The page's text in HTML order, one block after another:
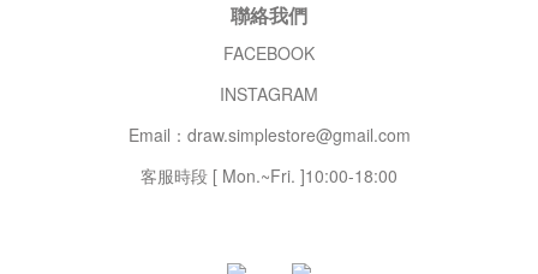
聯絡我們
FACEBOOK
INSTAGRAM
Email：draw.simplestore@gmail.com
客服時段 [ Mon.~Fri. ]10:00-18:00